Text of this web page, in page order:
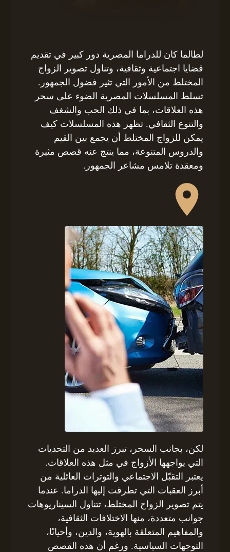
لطالما كان للدراما المصرية دور كبير في تقديم
قضايا اجتماعية وثقافية، وتناول تصوير الزواج
المختلط من الأمور التي تثير فضول الجمهور.
تسلط المسلسلات المصرية الضوء على سحر
هذه العلاقات، بما في ذلك الحب والشغف
والتنوع الثقافي. تظهر هذه المسلسلات كيف
يمكن للزواج المختلط أن يجمع بين القيم
والدروس المتنوعة، مما ينتج عنه قصص مثيرة
ومعقدة تلامس مشاعر الجمهور.
لكن، بجانب السحر، تبرز العديد من التحديات
التي يواجهها الأزواج في مثل هذه العلاقات.
يعتبر التقبّل الاجتماعي والتوترات العائلية من
أبرز العقبات التي تطرقت إليها الدراما. عندما
يتم تصوير الزواج المختلط، تتناول السيناريوهات
جوانب متعددة، منها الاختلافات الثقافية،
والمفاهيم المتعلقة بالهوية، والدين، وأحيانًا،
التوجهات السياسية. ورغم أن هذه القصص